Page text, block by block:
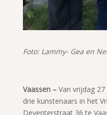
Foto: Lammy- Gea en
Vaassen – Van vrijdag
drie kunstenaars in het
Deventerstraat 36 te